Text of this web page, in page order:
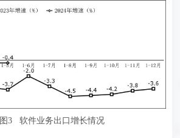
图3 软件业务出口增长情况